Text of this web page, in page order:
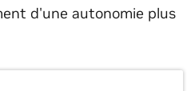
d'une autonomie plus